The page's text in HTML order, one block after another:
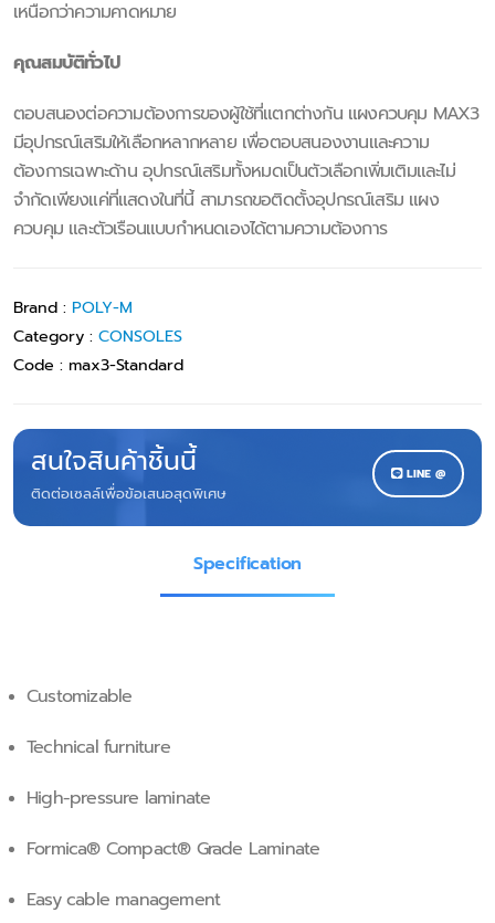
เหนือกว่าความคาดหมาย
คุณสมบัติทั่วไป
ตอบสนองต่อความต้องการของผู้ใช้ที่แตกต่างกัน แผงควบคุม MAX3
มีอุปกรณ์เสริมให้เลือกหลากหลาย เพื่อตอบสนองงานและความ
ต้องการเฉพาะด้าน อุปกรณ์เสริมทั้งหมดเป็นตัวเลือกเพิ่มเติมและไม่
จำกัดเพียงแค่ที่แสดงในที่นี้ สามารถขอติดตั้งอุปกรณ์เสริม แผง
ควบคุม และตัวเรือนแบบกำหนดเองได้ตามความต้องการ
Brand : POLY-M
Category : CONSOLES
Code : max3-Standard
สนใจสินค้าชิ้นนี้
ติดต่อเซลล์เพื่อข้อเสนอสุดพิเศษ
LINE @
Specification
Customizable
Technical furniture
High-pressure laminate
Formica® Compact® Grade Laminate
Easy cable management